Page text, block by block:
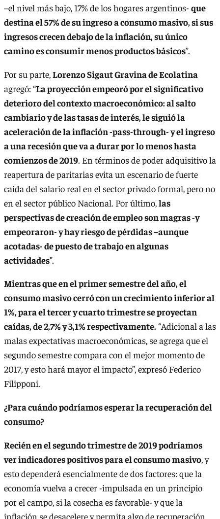
–el nivel más bajo, 17% de los hogares argentinos- que
destina el 57% de su ingreso a consumo masivo, si sus
ingresos crecen debajo de la inflación, su único
camino es consumir menos productos básicos”.
Por su parte,Lorenzo Sigaut Gravina de Ecolatina
agregó: “La proyección empeoró por el significativo
deterioro del contexto macroeconómico: al salto
cambiario y de las tasas de interés, le siguió la
aceleración de la inflación -pass-through- y el ingreso
a una recesión que va a durar por lo menos hasta
comienzos de 2019. En términos de poder adquisitivo la
reapertura de paritarias evita un escenario de fuerte
caída del salario real en el sector privado formal, pero no
en el sector público Nacional. Por último,las
perspectivas de creación de empleo son magras -y
empeoraron- y hay riesgo de pérdidas –aunque
acotadas- de puesto de trabajo en algunas
actividades”.
Mientras que en el primer semestre del año, el
consumo masivo cerró con un crecimiento inferior al
1%, para el tercer y cuarto trimestre se proyectan
caídas, de 2,7% y 3,1% respectivamente.“Adicional a las
malas expectativas macroeconómicas, se agrega que el
segundo semestre compara con el mejor momento de
2017, y esto hará mayor el impacto”, expresó Federico
Filipponi.
¿Para cuándo podríamos esperar la recuperación del
consumo?
Recién en el segundo trimestre de 2019 podríamos
ver indicadores positivos para el consumo masivo , y
esto dependerá esencialmente de dos factores: que la
economía vuelva a crecer -impulsada en un principio
por el campo, si la cosecha es favorable- y que la
inflación se desacelere y permita algo de recuperación